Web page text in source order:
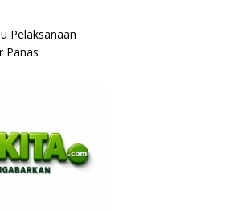
Pelaksanaan
Panas